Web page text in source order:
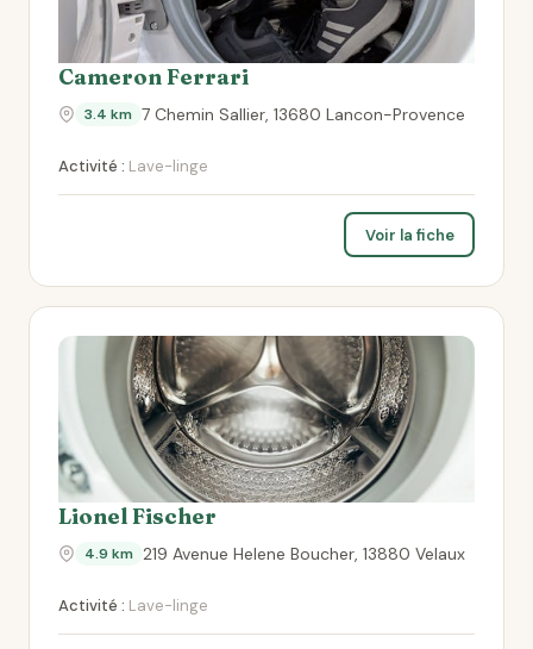
Cameron Ferrari
3.4 km 7 Chemin Sallier, 13680 Lancon-Provence
Activité : Lave-linge
Voir la fiche
Lionel Fischer
4.9 km 219 Avenue Helene Boucher, 13880 Velaux
Activité : Lave-linge